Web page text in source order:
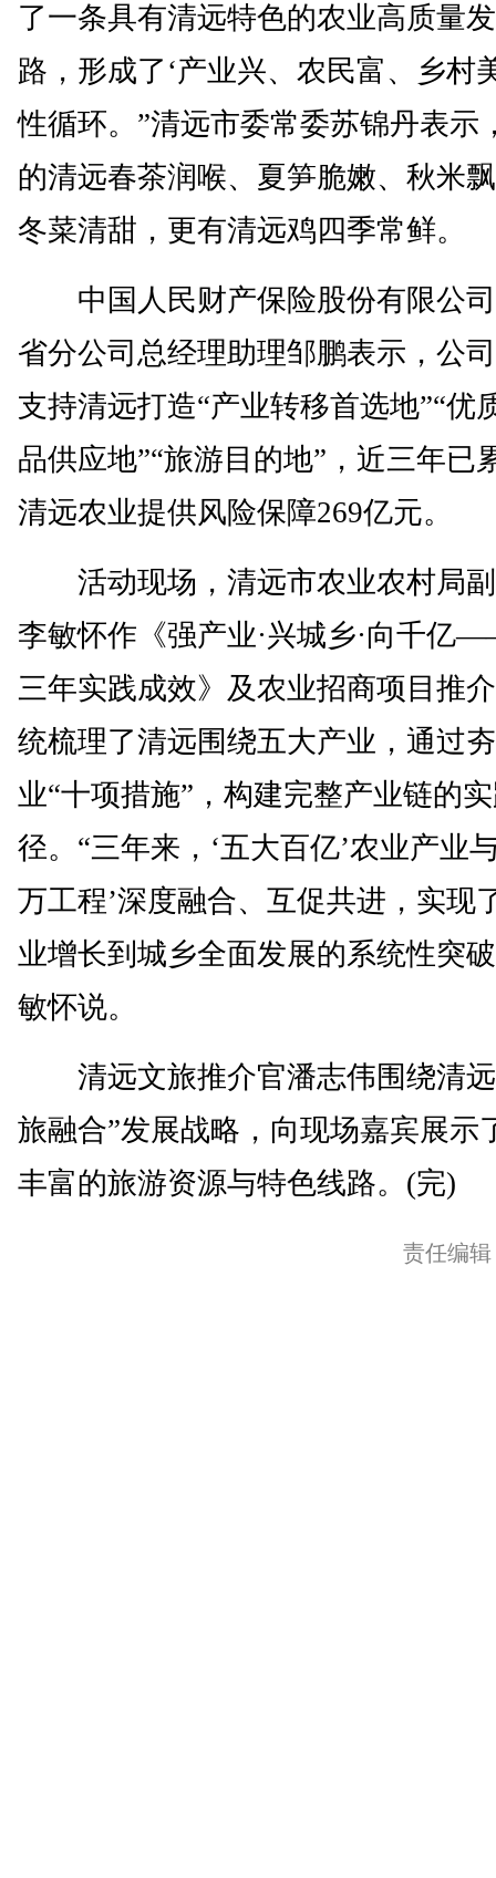
了一条具有清远特色的农业高质量
路，形成了‘产业兴、农民富、乡村
性循环。”清远市委常委苏锦丹表示
的清远春茶润喉、夏笋脆嫩、秋米
冬菜清甜，更有清远鸡四季常鲜。
中国人民财产保险股份有限公
省分公司总经理助理邹鹏表示，公
支持清远打造“产业转移首选地”“优
品供应地”“旅游目的地”，近三年已
清远农业提供风险保障269亿元。
活动现场，清远市农业农村局
李敏怀作《强产业·兴城乡·向千亿
三年实践成效》及农业招商项目推
统梳理了清远围绕五大产业，通过
业“十项措施”，构建完整产业链的
径。“三年来，‘五大百亿’农业产业
万工程’深度融合、互促共进，实现
业增长到城乡全面发展的系统性突
敏怀说。
清远文旅推介官潘志伟围绕清远
旅融合”发展战略，向现场嘉宾展示
丰富的旅游资源与特色线路。(完)
责任编